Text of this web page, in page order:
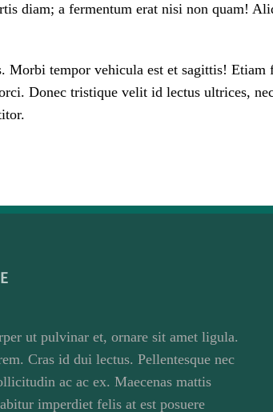
diam; a fermentum erat nisi non quam!
Morbi tempor vehicula est et sagittis! Etiam
Donec tristique velit id lectus ultrices,
ut pulvinar et, ornare sit amet ligula.
Cras id dui lectus. Pellentesque nec
ac ac ex. Maecenas mattis
imperdiet felis at est posuere